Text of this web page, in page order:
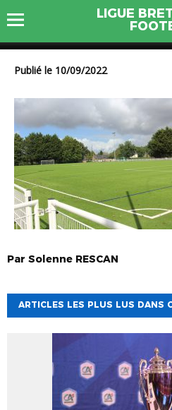
LIGUE
IMG_3555
Publié le 10/09/2022
Par Solenne RESCAN
ARTICLES LES PLUS LUS DANS